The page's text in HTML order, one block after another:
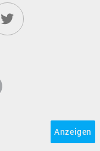
Anzeigen